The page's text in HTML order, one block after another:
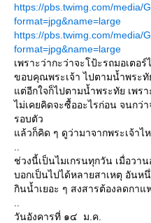
https://pbs.twimg.com/media/
format=jpg&name=large
https://pbs.twimg.com/media/
format=jpg&name=large
เพราะว่ากะว่าจะโป้ะรถมอเตอ
ขอบคุณพระเจ้า ไปตามน้ำพระทั
แต่อีกใจก็ไปตามน้ำพระทัย เพรา
ไม่เคยคิดจะซื้ออะไรก่อน จนกว่
รอบตัว
แล้วก็คิด ๆ ดูว่ามาจากพระเจ้าไ
ช่วงนี้เป็นไมเกรนทุกวัน เมื่อวาน
บอกเป็นไปได้หลายสาเหตุ อันห
กินน้ำเยอะ ๆ สงสารต้องลดกาแ
วันอังคารที่ ๑๔ ม.ค.